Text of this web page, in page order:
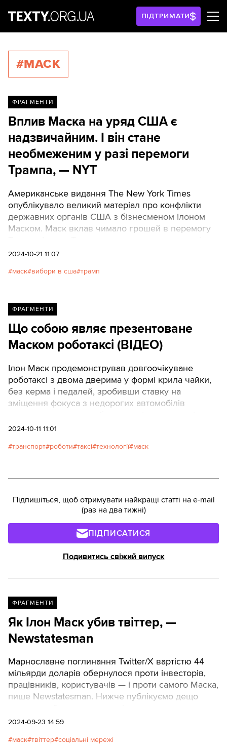
ПІДТРИМАТИ
#МАСК
ФРАГМЕНТИ
Вплив Маска на уряд США є
надзвичайним. І він стане
необмеженим у разі перемоги
Трампа, — NYT
Американське видання The New York Times
опублікувало великий матеріал про конфлікти
державних органів США з бізнесменом Ілоном
Маском. Маск вклав чимало грошей в перемогу
вже пообіцяв дати Маску посаду в уряді, яка
проти бізнесу мільярдера. Texty.org.ua публікують
2024-10-21 11:07
маск вибори в сша трамп
ФРАГМЕНТИ
Що собою являє презентоване
Маском роботаксі (ВІДЕО)
Ілон Маск продемонстрував довгоочікуване
роботаксі з двома дверима у формі крила чайки,
без керма і педалей, зробивши ставку на
зміщення фокуса з недорогих автомобілів
засоби.
2024-10-11 11:01
транспорт роботи таксі технології маск
Підпишіться, щоб отримувати найкращі статті на e-mail
(раз на два тижні)
ПІДПИСАТИСЯ
Подивитись свіжий випуск
ФРАГМЕНТИ
Як Ілон Маск убив твіттер, —
Newstatesman
Марнославне поглинання Twitter/X вартістю 44
мільярди доларів обернулося проти інвесторів,
працівників, користувачів — і проти самого Маска,
пише Newstatesman. Нижче публікуємо дещо
2024-09-23 14:59
маск твіттер соціальні мережі